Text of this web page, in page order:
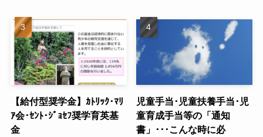
【給付型奨学金】ｶﾄﾘｯｸ･ﾏﾘ
ｱ会･ｾﾝﾄ･ｼﾞｮｾﾌ奨学育英基
金
児童手当･児童扶養手当･児
童育成手当等の「通知
書」･･･こんな時に必